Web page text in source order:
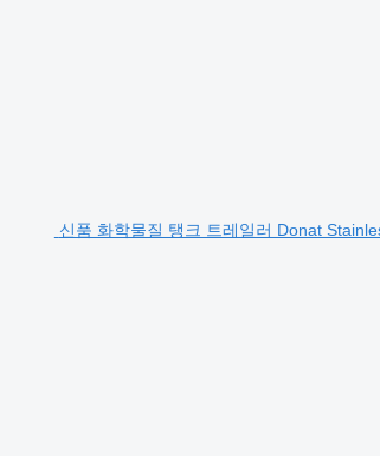
신품 화학물질 탱크 트레일러 Donat